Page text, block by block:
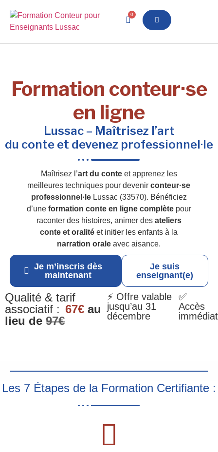
0
Formation conteur·se
en ligne
Lussac – Maîtrisez l’art
du conte et devenez professionnel·le
Maîtrisez l’art du conteet apprenez les
meilleures techniques pour devenirconteur·se
professionnel·leLussac (33570). Bénéficiez
d’une formation conte en ligne complètepour
raconter des histoires, animer des ateliers
conte et oralité et initier les enfants à la
narration orale avec aisance.
Je m’inscris dès
maintenant
Je suis
enseignant(e)
Qualité & tarif
associatif : 67€ au
lieu de 97€
⚡ Offre valable
jusqu’au 31
décembre
✅
Accès
immédiat
Les 7 Étapes de la Formation Certifiante :